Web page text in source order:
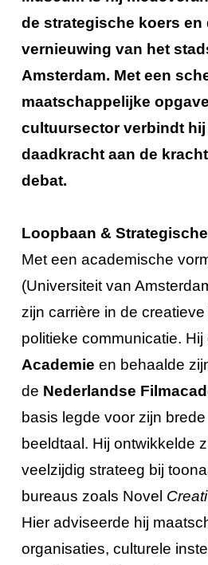
de strategische koers
vernieuwing van het
Amsterdam. Met een
maatschappelijke
cultuursector verbindt
daadkracht aan de
debat.
Loopbaan &
Met een academische
(Universiteit van
zijn carrière in de
politieke communicatie. Hij
Academie en behaalde
de Nederlandse
basis legde voor zijn
beeldtaal. Hij ontwikkelde
veelzijdig strateeg bij
bureaus zoals Novel
Hier adviseerde hij
organisaties, culturele